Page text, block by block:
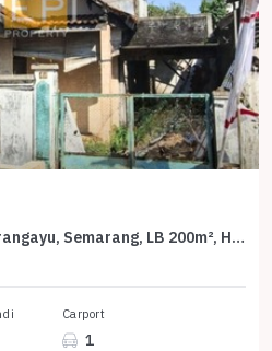
Kesempatan Rumah di Karangayu, Semarang, LB 200m², Harga 1,5 Miliar
Carport
1